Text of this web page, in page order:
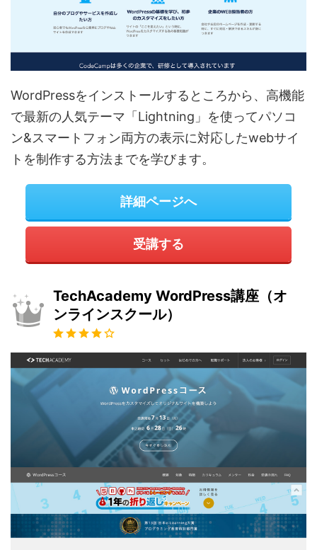
WordPressをインストールするところから、高機能
で最新の人気テーマ「Lightning」を使ってパソコ
ン&スマートフォン両方の表示に対応したwebサイ
トを制作する方法までを学びます。
詳細ページへ
受講する
TechAcademy WordPress講座（オ
ンラインスクール）